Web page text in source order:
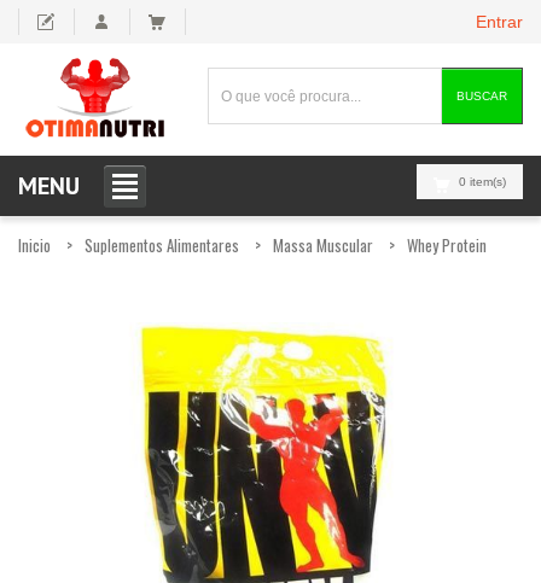
Entrar
BUSCAR
0 item(s)
MENU
Inicio Suplementos Alimentares Massa Muscular Whey Protein